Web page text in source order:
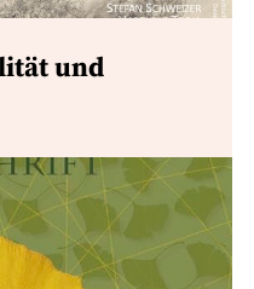
und